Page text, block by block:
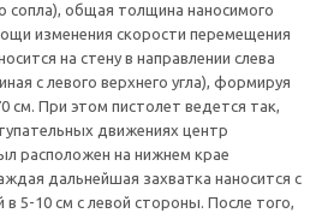
сопла), общая толщина наносимого
изменения скорости перемещения
на стену в направлении слева
с левого верхнего угла), формируя
см. При этом пистолет ведется так,
движениях центр
расположен на нижнем крае
дальнейшая захватка наносится с
5-10 см с левой стороны. После того,